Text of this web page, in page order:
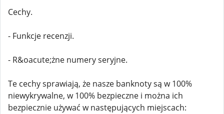
Cechy.
- Funkcje recenzji.
- R&oacute;żne numery seryjne.
Te cechy sprawiają, że nasze banknoty są w 100%
niewykrywalne, w 100% bezpieczne i można ich
bezpiecznie używać w następujących miejscach: